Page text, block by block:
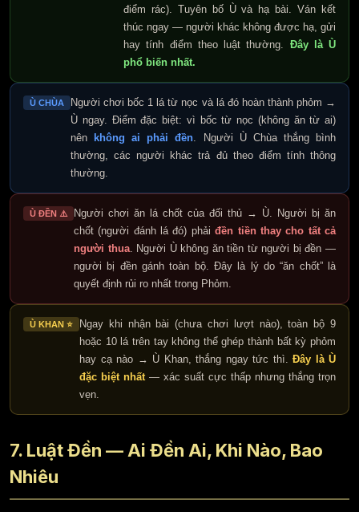
điểm rác). Tuyên bố Ù và hạ bài. Ván kết
thúc ngay — người khác không được hạ, gửi
hay tính điểm theo luật thường. Đây là Ù
phổ biến nhất.
Ù CHÙA
Người chơi bốc 1 lá từ nọc và lá đó hoàn thành phỏm →
Ù ngay. Điểm đặc biệt: vì bốc từ nọc (không ăn từ ai)
nên
không ai phải đền . Người Ù Chùa thắng bình
thường, các người khác trả đủ theo điểm tính thông
thường.
Ù ĐỀN ⚠️
Người chơi ăn lá chốt của đối thủ → Ù. Người bị ăn
chốt (người đánh lá đó) phảiđền tiền thay cho tất cả
người thua. Người Ù không ăn tiền từ người bị đền —
người bị đền gánh toàn bộ. Đây là lý do “ăn chốt” là
quyết định rủi ro nhất trong Phỏm.
Ù KHAN ⭐
Ngay khi nhận bài (chưa chơi lượt nào), toàn bộ 9
hoặc 10 lá trên tay không thể ghép thành bất kỳ phỏm
hay cạ nào → Ù Khan, thắng ngay tức thì. Đây là Ù
đặc biệt nhất — xác suất cực thấp nhưng thắng trọn
vẹn.
7. Luật Đền — Ai Đền Ai, Khi Nào, Bao
Nhiêu